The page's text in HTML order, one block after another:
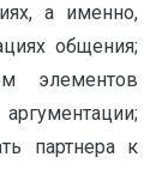
а именно,
общения;
элементов
партнера к